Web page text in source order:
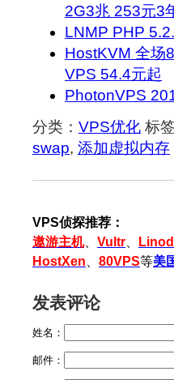
2G3兆 253元3
LNMP PHP
HostKVM 全场
VPS 54.4元起
PhotonVPS
分类： VPS优化 标
swap, 添加虚拟内存
VPS侦探推荐：
遨游主机、 Vultr
HostXen
80VPS等美
发表评论
姓名：
邮件：